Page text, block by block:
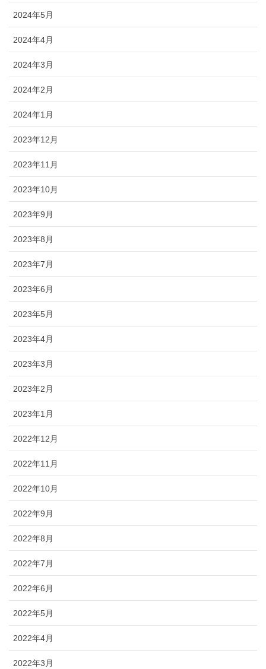
2024年5月
2024年4月
2024年3月
2024年2月
2024年1月
2023年12月
2023年11月
2023年10月
2023年9月
2023年8月
2023年7月
2023年6月
2023年5月
2023年4月
2023年3月
2023年2月
2023年1月
2022年12月
2022年11月
2022年10月
2022年9月
2022年8月
2022年7月
2022年6月
2022年5月
2022年4月
2022年3月